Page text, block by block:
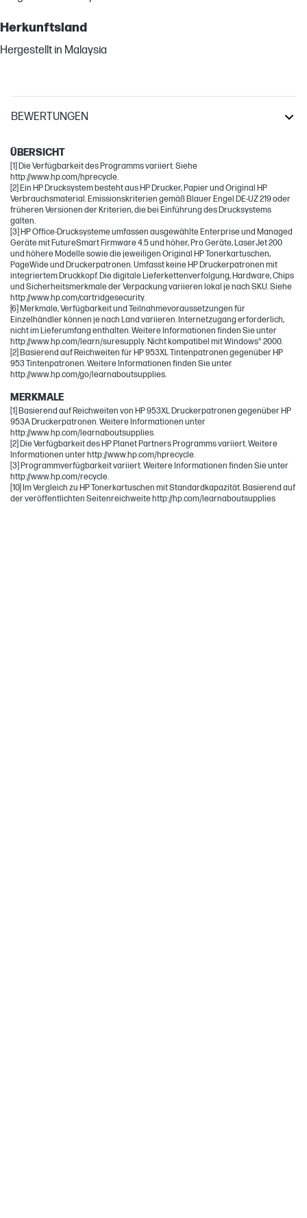
Herkunftsland
Hergestellt in Malaysia
BEWERTUNGEN
ÜBERSICHT
[1] Die Verfügbarkeit des Programms variiert. Siehe
http://www.hp.com/hprecycle.
[2] Ein HP Drucksystem besteht aus HP Drucker, Papier und Original HP
Verbrauchsmaterial. Emissionskriterien gemäß Blauer Engel DE-UZ 219 oder
früheren Versionen der Kriterien, die bei Einführung des Drucksystems
galten.
[3] HP Office-Drucksysteme umfassen ausgewählte Enterprise und Managed
Geräte mit FutureSmart Firmware 4.5 und höher, Pro Geräte, LaserJet 200
und höhere Modelle sowie die jeweiligen Original HP Tonerkartuschen,
PageWide und Druckerpatronen. Umfasst keine HP Druckerpatronen mit
integriertem Druckkopf. Die digitale Lieferkettenverfolgung, Hardware, Chips
und Sicherheitsmerkmale der Verpackung variieren lokal je nach SKU. Siehe
http://www.hp.com/cartridgesecurity.
[6] Merkmale, Verfügbarkeit und Teilnahmevoraussetzungen für
Einzelhändler können je nach Land variieren. Internetzugang erforderlich,
nicht im Lieferumfang enthalten. Weitere Informationen finden Sie unter
http://www.hp.com/learn/suresupply. Nicht kompatibel mit Windows® 2000.
[2] Basierend auf Reichweiten für HP 953XL Tintenpatronen gegenüber HP
953 Tintenpatronen. Weitere Informationen finden Sie unter
http://www.hp.com/go/learnaboutsupplies.
MERKMALE
[1] Basierend auf Reichweiten von HP 953XL Druckerpatronen gegenüber HP
953A Druckerpatronen. Weitere Informationen unter
http://www.hp.com/learnaboutsupplies.
[2] Die Verfügbarkeit des HP Planet Partners Programms variiert. Weitere
Informationen unter http://www.hp.com/hprecycle.
[3] Programmverfügbarkeit variiert. Weitere Informationen finden Sie unter
http://www.hp.com/recycle.
[10] Im Vergleich zu HP Tonerkartuschen mit Standardkapazität. Basierend auf
der veröffentlichten Seitenreichweite http://hp.com/learnaboutsupplies